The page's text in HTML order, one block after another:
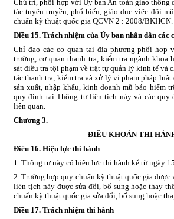
Chủ trì, phối hợp với Ủy ban An toàn giao thông
tác tuyên truyền, phổ biến, giáo dục việc đội
chuẩn kỹ thuật quốc gia QCVN 2 : 2008/BKHCN.
Điều 15. Trách nhiệm của Ủy ban nhân dân các
Chỉ đạo các cơ quan tại địa phương phối hợp
trường, cơ quan thanh tra, kiểm tra ngành khoa
sát điều tra tội phạm về trật tự quản lý kinh tế và
tác thanh tra, kiểm tra và xử lý vi phạm pháp
sản xuất, nhập khẩu, kinh doanh mũ bảo hiểm
quy định tại Thông tư liên tịch này và các quy
liên quan.
Chương 3.
ĐIỀU KHOẢN THI
Điều 16. Hiệu lực thi hành
1. Thông tư này có hiệu lực thi hành kể từ ngày
2. Trường hợp quy chuẩn kỹ thuật quốc gia
liên tịch này được sửa đổi, bổ sung hoặc thay
chuẩn kỹ thuật quốc gia sửa đổi, bổ sung hoặc
Điều 17. Trách nhiệm thi hành